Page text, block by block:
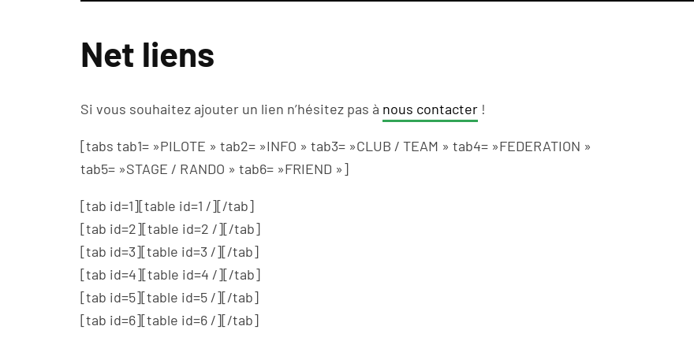
Net liens
Si vous souhaitez ajouter un lien n’hésitez pas à nous contacter !
[tabs tab1= »PILOTE » tab2= »INFO » tab3= »CLUB / TEAM » tab4= »FEDERATION »
tab5= »STAGE / RANDO » tab6= »FRIEND »]
[tab id=1][table id=1 /][/tab]
[tab id=2][table id=2 /][/tab]
[tab id=3][table id=3 /][/tab]
[tab id=4][table id=4 /][/tab]
[tab id=5][table id=5 /][/tab]
[tab id=6][table id=6 /][/tab]